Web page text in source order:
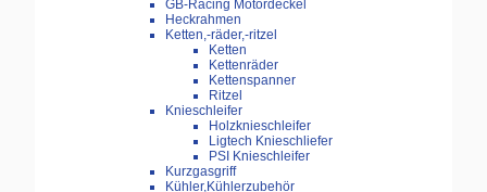
GB-Racing Motordeckel
Heckrahmen
Ketten,-räder,-ritzel
Ketten
Kettenräder
Kettenspanner
Ritzel
Knieschleifer
Holzknieschleifer
Ligtech Knieschliefer
PSI Knieschleifer
Kurzgasgriff
Kühler,Kühlerzubehör